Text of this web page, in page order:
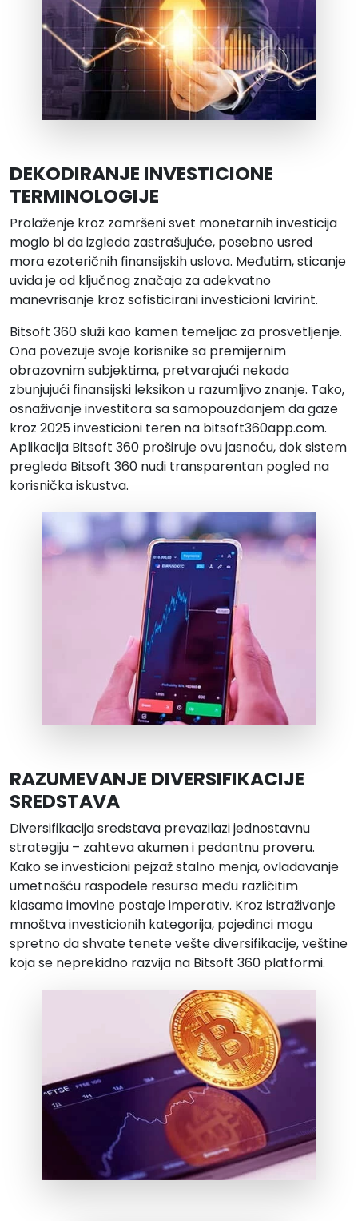
DEKODIRANJE INVESTICIONE
TERMINOLOGIJE
Prolaženje kroz zamršeni svet monetarnih investicija
moglo bi da izgleda zastrašujuće, posebno usred
mora ezoteričnih finansijskih uslova. Međutim, sticanje
uvida je od ključnog značaja za adekvatno
manevrisanje kroz sofisticirani investicioni lavirint.
Bitsoft 360 služi kao kamen temeljac za prosvetljenje.
Ona povezuje svoje korisnike sa premijernim
obrazovnim subjektima, pretvarajući nekada
zbunjujući finansijski leksikon u razumljivo znanje. Tako,
osnaživanje investitora sa samopouzdanjem da gaze
kroz 2025 investicioni teren na bitsoft360app.com.
Aplikacija Bitsoft 360 proširuje ovu jasnoću, dok sistem
pregleda Bitsoft 360 nudi transparentan pogled na
korisnička iskustva.
RAZUMEVANJE DIVERSIFIKACIJE
SREDSTAVA
Diversifikacija sredstava prevazilazi jednostavnu
strategiju – zahteva akumen i pedantnu proveru.
Kako se investicioni pejzaž stalno menja, ovladavanje
umetnošću raspodele resursa među različitim
klasama imovine postaje imperativ. Kroz istraživanje
mnoštva investicionih kategorija, pojedinci mogu
spretno da shvate tenete vešte diversifikacije, veštine
koja se neprekidno razvija na Bitsoft 360 platformi.